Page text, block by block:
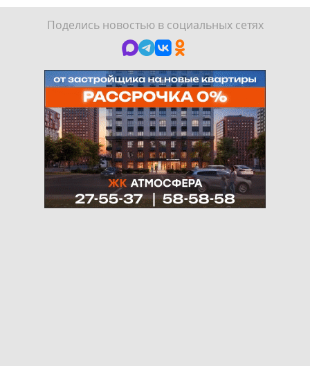
Поделись новостью в социальных сетях